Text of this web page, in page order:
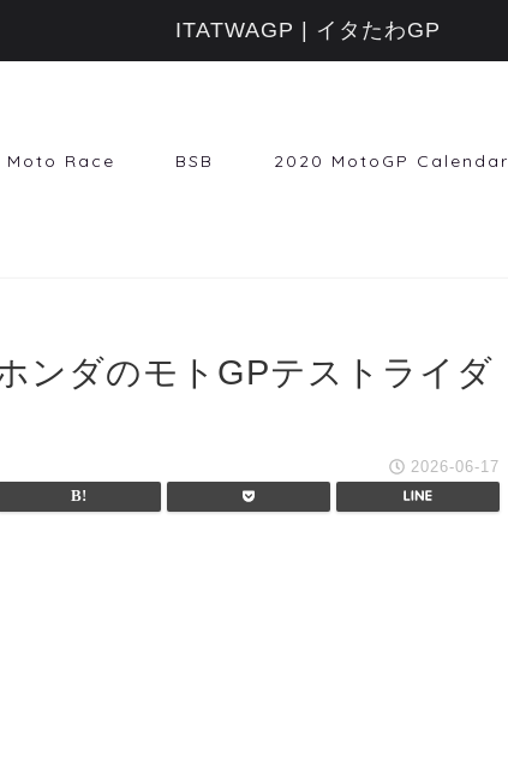
Moto Race BSB 2020 MotoGP Calendar
ンダのモトGPテストライダ
2026-06-17
ITATWAGP | イタたわGP